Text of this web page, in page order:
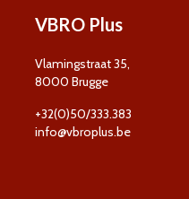
VBRO Plus
Vlamingstraat 35,
8000 Brugge
+32(0)50/333.383
info@vbroplus.be